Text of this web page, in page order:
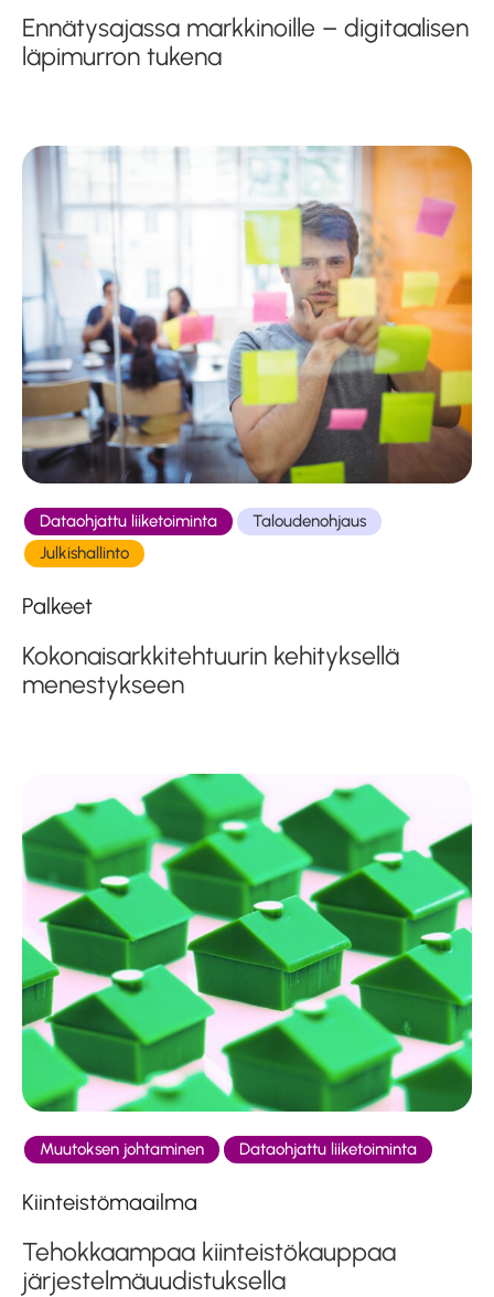
Ennätysajassa markkinoille – digitaalisen
läpimurron tukena
Dataohjattu liiketoiminta
Taloudenohjaus
Julkishallinto
Palkeet
Kokonaisarkkitehtuurin kehityksellä
menestykseen
Muutoksen johtaminen Dataohjattu liiketoiminta
Kiinteistömaailma
Tehokkaampaa kiinteistökauppaa
järjestelmäuudistuksella